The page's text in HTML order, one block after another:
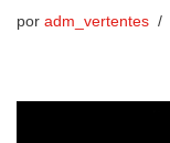
por adm_vertentes